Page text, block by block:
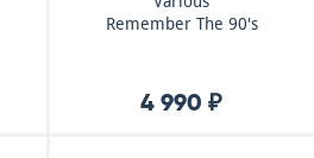
Remember The 90's
4 990 ₽